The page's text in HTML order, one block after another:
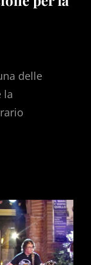
delle
la